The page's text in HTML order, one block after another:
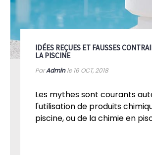
IDÉES REÇUES ET FAUSSES
LA PISCINE
ParAdminle 16 OCT, 2018
Les mythes sont courants
l'utilisation de produits
piscine, ou de la chimie en